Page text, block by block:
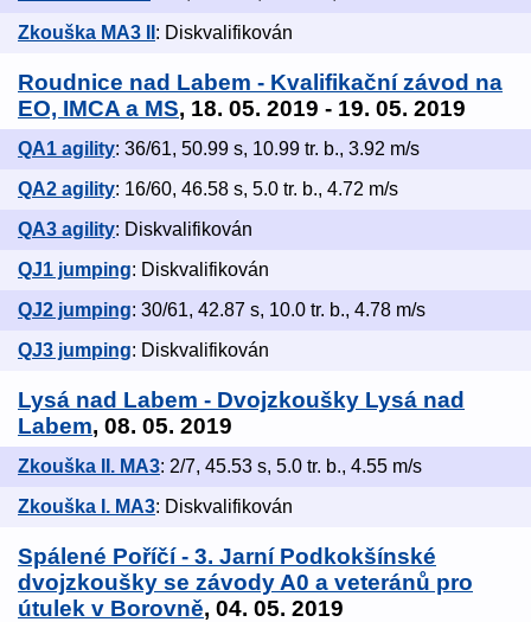
Zkouška MA3 II : Diskvalifikován
Roudnice nad Labem - Kvalifikační závod na
EO, IMCA a MS, 18. 05. 2019 - 19. 05. 2019
QA1 agility: 36/61, 50.99 s, 10.99 tr. b., 3.92 m/s
QA2 agility: 16/60, 46.58 s, 5.0 tr. b., 4.72 m/s
QA3 agility: Diskvalifikován
QJ1 jumping: Diskvalifikován
QJ2 jumping: 30/61, 42.87 s, 10.0 tr. b., 4.78 m/s
QJ3 jumping: Diskvalifikován
Lysá nad Labem - Dvojzkoušky Lysá nad
Labem, 08. 05. 2019
Zkouška II. MA3: 2/7, 45.53 s, 5.0 tr. b., 4.55 m/s
Zkouška I. MA3: Diskvalifikován
Spálené Poříčí - 3. Jarní Podkokšínské
dvojzkoušky se závody A0 a veteránů pro
útulek v Borovně, 04. 05. 2019